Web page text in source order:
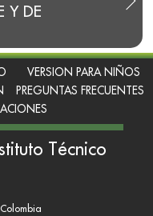
Y DE
VERSION PARA NIÑOS
PREGUNTAS FRECUENTES
Técnico